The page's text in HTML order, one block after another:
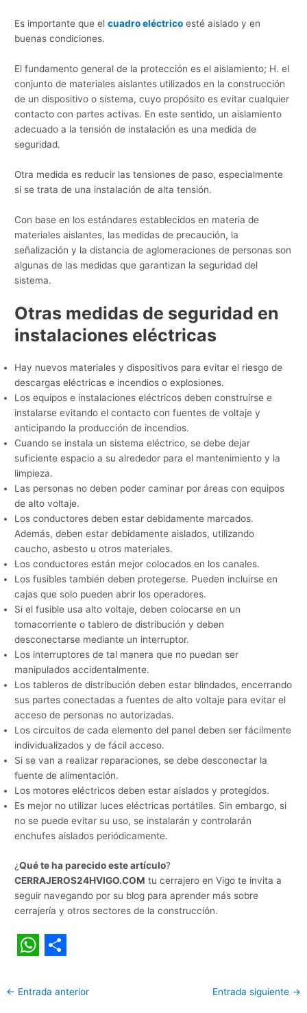
Es importante que elcuadro eléctrico esté aislado y en
buenas condiciones.
El fundamento general de la protección es el aislamiento; H. el
conjunto de materiales aislantes utilizados en la construcción
de un dispositivo o sistema, cuyo propósito es evitar cualquier
contacto con partes activas. En este sentido, un aislamiento
adecuado a la tensión de instalación es una medida de
seguridad.
Otra medida es reducir las tensiones de paso, especialmente
si se trata de una instalación de alta tensión.
Con base en los estándares establecidos en materia de
materiales aislantes, las medidas de precaución, la
señalización y la distancia de aglomeraciones de personas son
algunas de las medidas que garantizan la seguridad del
sistema.
Otras medidas de seguridad en
instalaciones eléctricas
Hay nuevos materiales y dispositivos para evitar el riesgo de
descargas eléctricas e incendios o explosiones.
Los equipos e instalaciones eléctricos deben construirse e
instalarse evitando el contacto con fuentes de voltaje y
anticipando la producción de incendios.
Cuando se instala un sistema eléctrico, se debe dejar
suficiente espacio a su alrededor para el mantenimiento y la
limpieza.
Las personas no deben poder caminar por áreas con equipos
de alto voltaje.
Los conductores deben estar debidamente marcados.
Además, deben estar debidamente aislados, utilizando
caucho, asbesto u otros materiales.
Los conductores están mejor colocados en los canales.
Los fusibles también deben protegerse. Pueden incluirse en
cajas que solo pueden abrir los operadores.
Si el fusible usa alto voltaje, deben colocarse en un
tomacorriente o tablero de distribución y deben
desconectarse mediante un interruptor.
Los interruptores de tal manera que no puedan ser
manipulados accidentalmente.
Los tableros de distribución deben estar blindados, encerrando
sus partes conectadas a fuentes de alto voltaje para evitar el
acceso de personas no autorizadas.
Los circuitos de cada elemento del panel deben ser fácilmente
individualizados y de fácil acceso.
Si se van a realizar reparaciones, se debe desconectar la
fuente de alimentación.
Los motores eléctricos deben estar aislados y protegidos.
Es mejor no utilizar luces eléctricas portátiles. Sin embargo, si
no se puede evitar su uso, se instalarán y controlarán
enchufes aislados periódicamente.
¿Qué te ha parecido este artículo?
CERRAJEROS24HVIGO.COM tu cerrajero en Vigo te invita a
seguir navegando por su blog para aprender más sobre
cerrajería y otros sectores de la construcción.
h h
← Entrada anterior Entrada siguiente →